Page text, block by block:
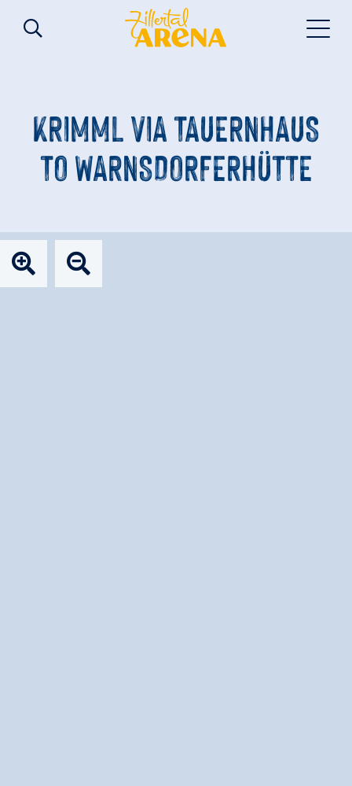
KRIMML VIA TAUERNHAUS
TO WARNSDORFERHÜTTE